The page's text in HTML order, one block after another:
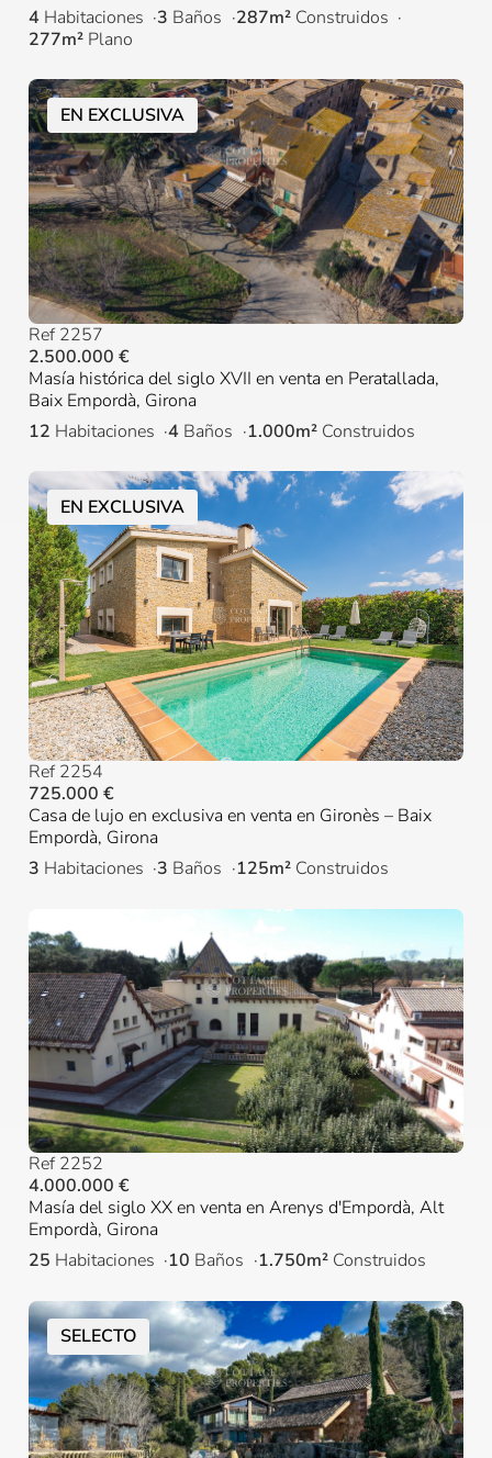
4 Habitaciones 3 Baños 287m² Construidos
277m² Plano
EN EXCLUSIVA
Ref 2257
2.500.000 €
Masía histórica del siglo XVII en venta en Peratallada,
Baix Empordà, Girona
12 Habitaciones 4 Baños 1.000m² Construidos
EN EXCLUSIVA
Ref 2254
725.000 €
Casa de lujo en exclusiva en venta en Gironès – Baix
Empordà, Girona
3 Habitaciones 3 Baños 125m² Construidos
Ref 2252
4.000.000 €
Masía del siglo XX en venta en Arenys d'Empordà, Alt
Empordà, Girona
25 Habitaciones 10 Baños 1.750m² Construidos
SELECTO